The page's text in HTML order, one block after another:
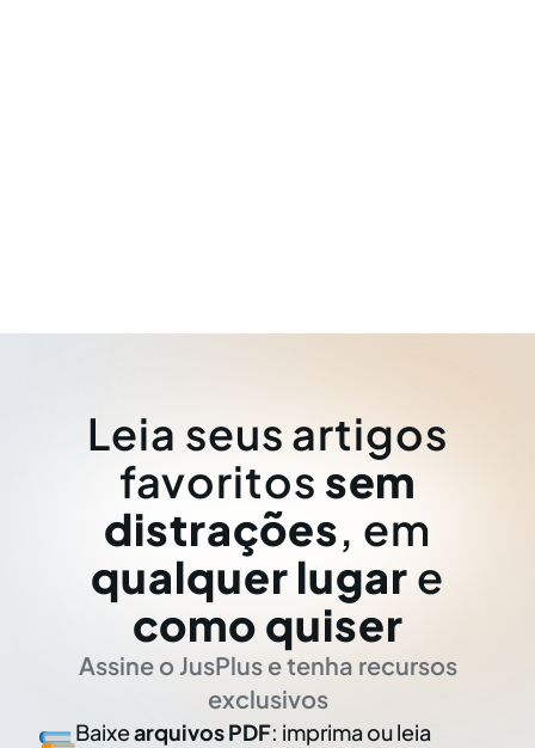
Leia seus artigos
favoritos sem
distrações, em
qualquer lugar e
como quiser
Assine o JusPlus e tenha recursos
exclusivos
Baixearquivos PDF: imprima ou leia